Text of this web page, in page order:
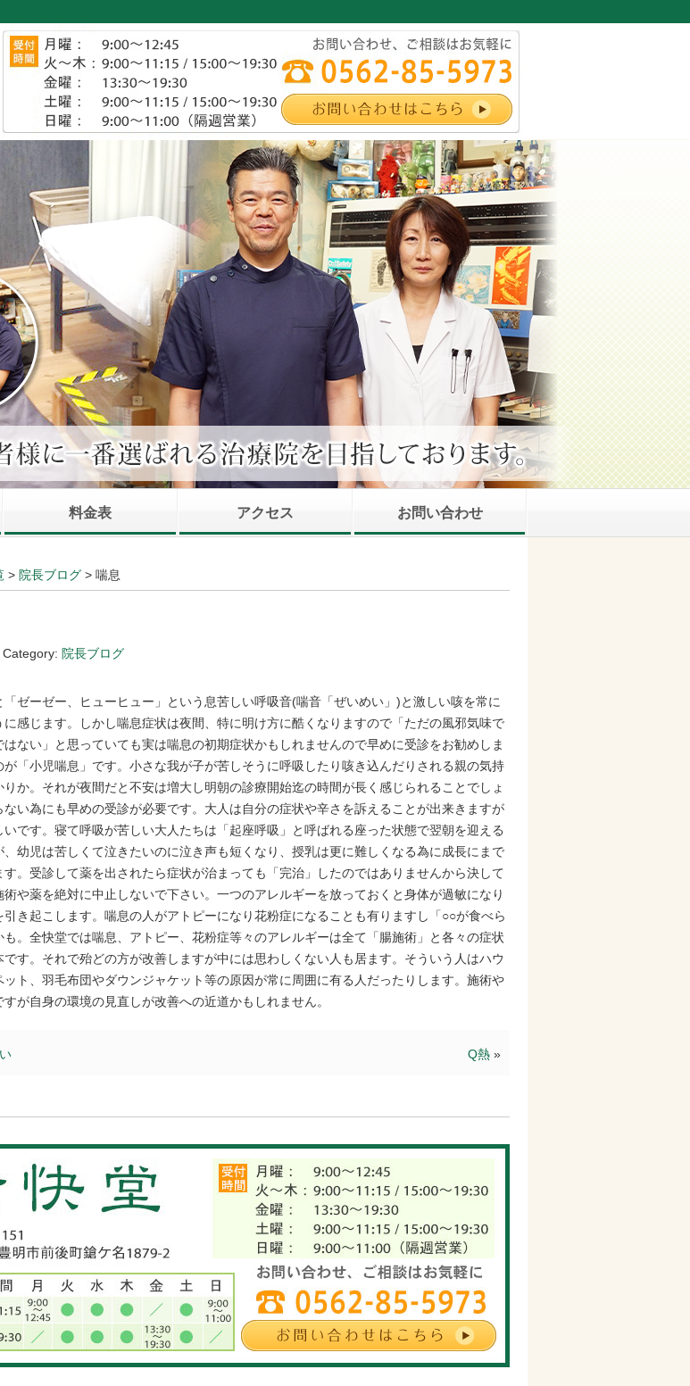
料金表 アクセス お問い合わせ
> 院長ブログ > 喘息
院長ブログ
「ゼーゼー、ヒューヒュー」という息苦しい呼吸音(喘音「ぜいめい」)と激しい咳を常に
に感じます。しかし喘息症状は夜間、特に明け方に酷くなりますので「ただの風邪気味で
はない」と思っていても実は喘息の初期症状かもしれませんので早めに受診をお勧めしま
が「小児喘息」です。小さな我が子が苦しそうに呼吸したり咳き込んだりされる親の気持
りか。それが夜間だと不安は増大し明朝の診療開始迄の時間が長く感じられることでしょ
ない為にも早めの受診が必要です。大人は自分の症状や辛さを訴えることが出来きますが
いです。寝て呼吸が苦しい大人たちは「起座呼吸」と呼ばれる座った状態で翌朝を迎える
、幼児は苦しくて泣きたいのに泣き声も短くなり、授乳は更に難しくなる為に成長にまで
す。受診して薬を出されたら症状が治まっても「完治」したのではありませんから決して
術や薬を絶対に中止しないで下さい。一つのアレルギーを放っておくと身体が過敏になり
引き起こします。喘息の人がアトピーになり花粉症になることも有りますし「○○が食べら
も。全快堂では喘息、アトピー、花粉症等々のアレルギーは全て「腸施術」と各々の症状
です。それで殆どの方が改善しますが中には思わしくない人も居ます。そういう人はハウ
ット、羽毛布団やダウンジャケット等の原因が常に周囲に有る人だったりします。施術や
すが自身の環境の見直しが改善への近道かもしれません。
Q熱 »